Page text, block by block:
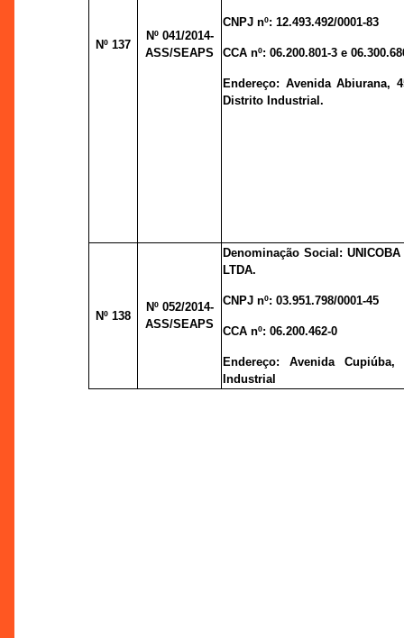
Nº 137
Nº 041/2014-
ASS/SEAPS
CNPJ nº:12.493.492/0001-83
CCA nº:06.200.801-3 e
Endereço: Avenida Abiurana,
Distrito Industrial.
Nº 138
Nº 052/2014-
ASS/SEAPS
Denominação Social: UNICOBA
LTDA.
CNPJ nº:03.951.798/0001-45
CCA nº:06.200.462-0
Endereço:Avenida
Industrial